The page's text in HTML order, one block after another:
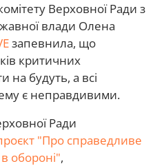
Верховної Ради з
влади Олена
запевнила, що
критичних
на будуть, а всі
є неправдивими.
Ради
"Про справедливе
обороні",